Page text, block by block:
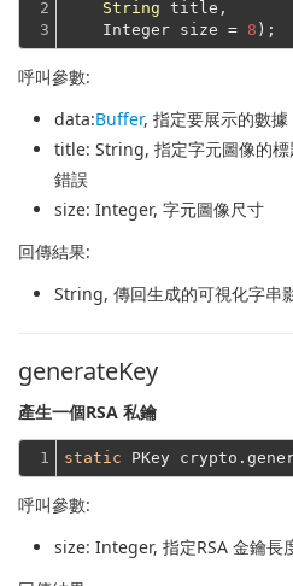
2
3
String title,
    Integer size =
8
呼叫參數:
data:Buffer, 指定要展示的數據
title: String, 指定字元圖像的
錯誤
size: Integer, 字元圖像尺寸
回傳結果:
String, 傳回生成的可視化字串
generateKey
產生一個RSA 私鑰
1 static PKey
呼叫參數:
size: Integer, 指定RSA 金鑰長